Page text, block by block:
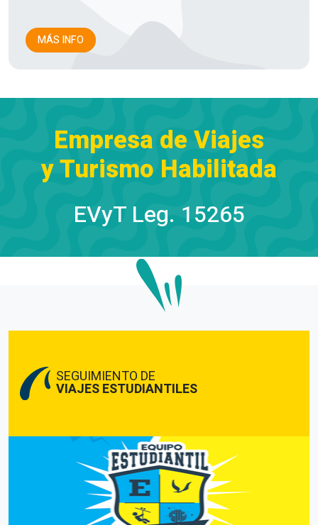
MÁS INFO
Empresa de Viajes
y Turismo Habilitada
EVyT Leg. 15265
SEGUIMIENTO DE
VIAJES ESTUDIANTILES